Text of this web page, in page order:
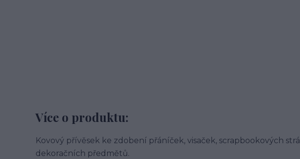
Více o produktu:
Kovový přívěsek ke zdobení přáníček, visaček, scrapbookových
dekoračních předmětů.